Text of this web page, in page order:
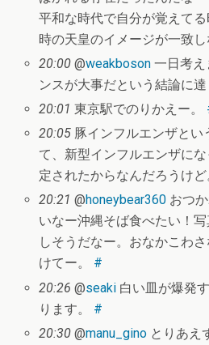
平和な時代で自分が覚えて
時の天皇のイメージが一致し
20:00 @weakboson 一日考え
ンスが大事だという結論に
20:01 東京駅でのりかえー。
20:05 豚インフルエンザとい
て、新型インフルエンザに
定されたからなんだろうけど
20:21 @honeybear360 おつ
いなー沖縄そば食べたい！
しそうだなー。おなかこわ
けてー。 #
20:26 @seaki 白い皿が爆発
ります。 #
20:30 @manu_gino とりあえ